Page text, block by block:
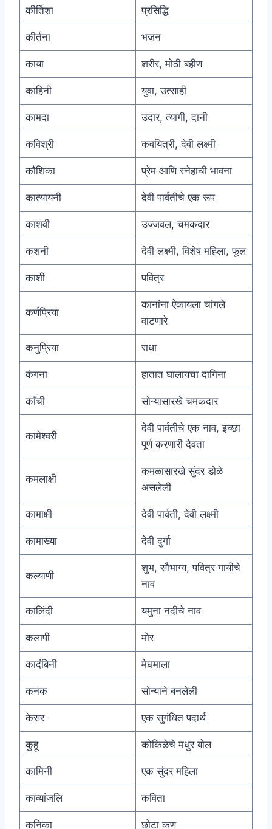
कीर्तिशा प्रसिद्धि
कीर्तना भजन
काया शरीर, मोठी बहीण
काहिनी युवा, उत्साही
कामदा उदार, त्यागी, दानी
कविश्री कवयित्री, देवी लक्ष्मी
कौशिका प्रेम आणि स्नेहाची भावना
कात्यायनी देवी पार्वतीचे एक रूप
काशवी उज्जवल, चमकदार
कशनी देवी लक्ष्मी, विशेष महिला, फूल
काशी पवित्र
कर्णप्रिया
कानांना ऐकायला चांगले
वाटणारे
कनुप्रिया राधा
कंगना हातात घालायचा दागिना
काँची सोन्यासारखे चमकदार
कामेश्वरी
देवी पार्वतीचे एक नाव, इच्छा
पूर्ण करणारी देवता
कमलाक्षी
कमळासारखे सुंदर डोळे
असलेली
कामाक्षी देवी पार्वती, देवी लक्ष्मी
कामाख्या देवी दुर्गा
कल्याणी
शुभ, सौभाग्य, पवित्र गायीचे
नाव
कालिंदी यमुना नदीचे नाव
कलापी मोर
कादंबिनी मेघमाला
कनक सोन्याने बनलेली
केसर एक सुगंधित पदार्थ
कुहू कोकिळेचे मधुर बोल
कामिनी एक सुंदर महिला
काव्यांजलि कविता
कनिका छोटा कण